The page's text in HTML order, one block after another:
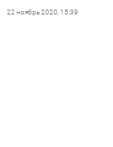
22 ноябрь 2020, 15:39